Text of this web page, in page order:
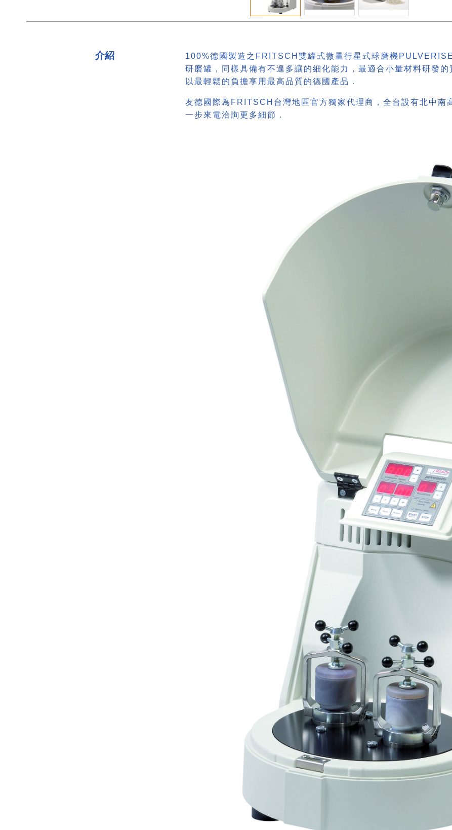
介紹
100%德國製造之FRITSCH雙罐式微量行星式球磨機
研磨罐，同樣具備有不遑多讓的細化能力，最適合小量材料研發
以最輕鬆的負擔享用最高品質的德國產品．
友德國際為FRITSCH台灣地區官方獨家代理商，全台設有北中南
一步來電洽詢更多細節．